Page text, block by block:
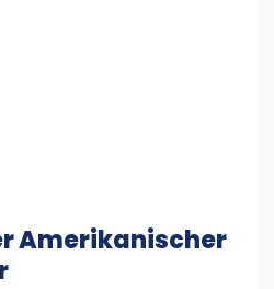
Amerikanischer